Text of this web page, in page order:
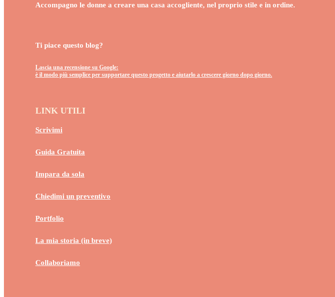
Accompagno le donne a creare una casa accogliente, nel proprio stile e in ordine.
Ti piace questo blog?
Lascia una recensione su Google:
è il modo più semplice per supportare questo progetto e aiutarlo a crescere giorno dopo giorno.
LINK UTILI
Scrivimi
Guida Gratuita
Impara da sola
Chiedimi un preventivo
Portfolio
La mia storia (in breve)
Collaboriamo